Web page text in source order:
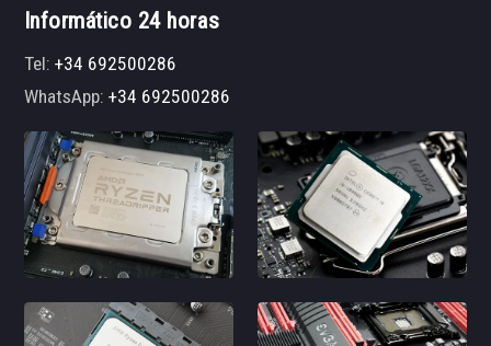
Informático 24 horas
Tel:+34 692500286
WhatsApp:+34 692500286